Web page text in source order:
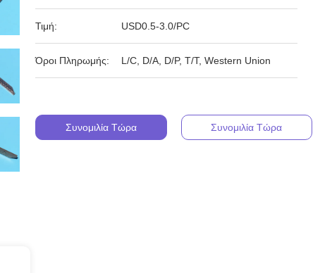
Τιμή: USD0.5-3.0/PC
Όροι Πληρωμής: L/C, D/A, D/P, T/T, Western Union
Συνομιλία Τώρα Συνομιλία Τώρα